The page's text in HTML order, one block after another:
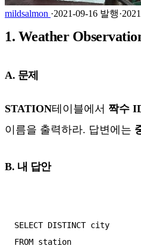
mildsalmon ·2021-09-16 발행·
1. Weather
A. 문제
STATION테이블에서 짝수
이름을 출력하라. 답변에는
B. 내 답안
SELECT DISTINCT city
FROM station